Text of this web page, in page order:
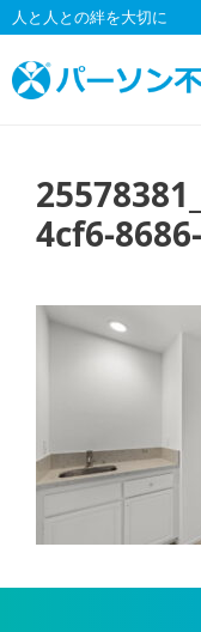
コ
ン
テ
ン
人と人との絆を大切に
4cf6-